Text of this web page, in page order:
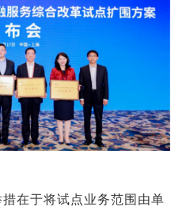
在于将试点业务范围由单